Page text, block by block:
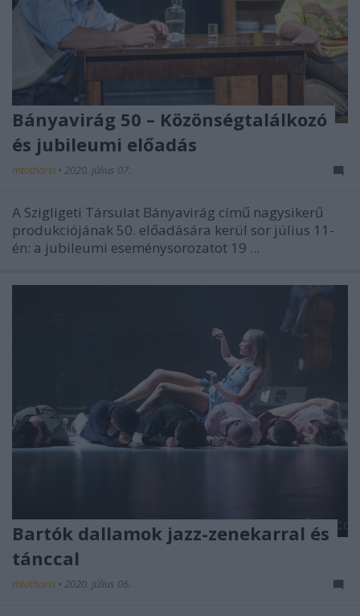
Bányavirág 50 – Közönségtalálkozó
és jubileumi előadás
mtothorsi • 2020. július 07.
A Szigligeti Társulat Bányavirág című nagysikerű
produkciójának 50. előadására kerül sor július 11-
én: a jubileumi eseménysorozatot 19 ...
Bartók dallamok jazz-zenekarral és
tánccal
mtothorsi • 2020. július 06.